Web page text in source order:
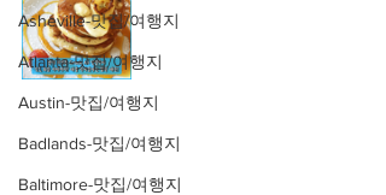
Asheville-맛집/여행지
Atlanta-맛집/여행지
Austin-맛집/여행지
Badlands-맛집/여행지
Baltimore-맛집/여행지